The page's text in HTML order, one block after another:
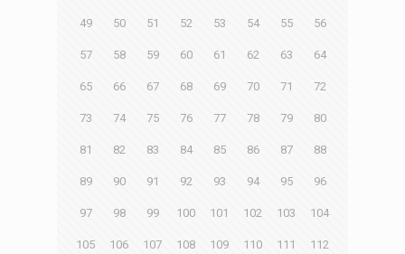
49 50 51 52 53 54 55 56
57 58 59 60 61 62 63 64
65 66 67 68 69 70 71 72
73 74 75 76 77 78 79 80
81 82 83 84 85 86 87 88
89 90 91 92 93 94 95 96
97 98 99 100 101 102 103 104
105 106 107 108 109 110 111 112